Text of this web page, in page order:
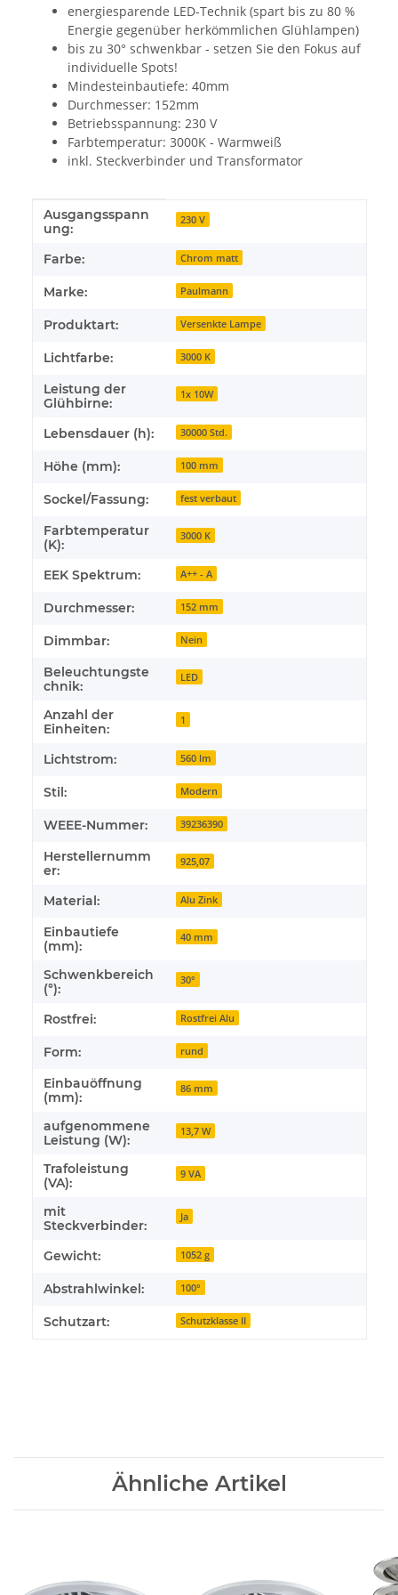
energiesparende LED-Technik (spart bis zu 80 %
Energie gegenüber herkömmlichen Glühlampen)
bis zu 30° schwenkbar - setzen Sie den Fokus auf
individuelle Spots!
Mindesteinbautiefe: 40mm
Durchmesser: 152mm
Betriebsspannung: 230 V
Farbtemperatur: 3000K - Warmweiß
inkl. Steckverbinder und Transformator
Produkteigenschaft
Wert
Ausgangsspann
ung:
230 V
Farbe: Chrom matt
Marke: Paulmann
Produktart: Versenkte Lampe
Lichtfarbe: 3000 K
Leistung der
Glühbirne:
1x 10W
Lebensdauer (h): 30000 Std.
Höhe (mm): 100 mm
Sockel/Fassung: fest verbaut
Farbtemperatur
(K):
3000 K
EEK Spektrum: A++ - A
Durchmesser: 152 mm
Dimmbar: Nein
Beleuchtungste
chnik:
LED
Anzahl der
Einheiten:
1
Lichtstrom: 560 lm
Stil: Modern
WEEE-Nummer: 39236390
Herstellernumm
er:
925,07
Material: Alu Zink
Einbautiefe
(mm):
40 mm
Schwenkbereich
(°):
30°
Rostfrei: Rostfrei Alu
Form: rund
Einbauöffnung
(mm):
86 mm
aufgenommene
Leistung (W):
13,7 W
Trafoleistung
(VA):
9 VA
mit
Steckverbinder:
Ja
Gewicht: 1052 g
Abstrahlwinkel: 100°
Schutzart: Schutzklasse II
Ähnliche Artikel